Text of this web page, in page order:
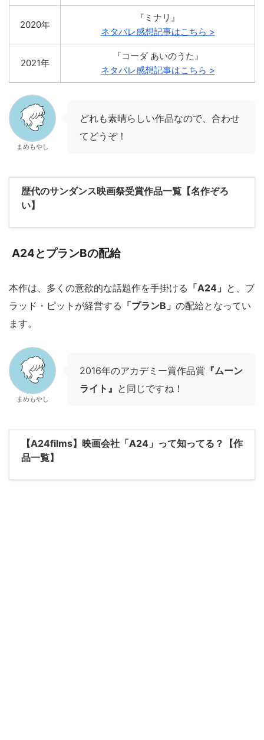
2020年
『ミナリ』
ネタバレ感想記事はこちら >
2021年
『コーダ あいのうた』
ネタバレ感想記事はこちら >
まめもやし
どれも素晴らしい作品なので、合わせ
てどうぞ！
歴代のサンダンス映画祭受賞作品一覧【名作ぞろ
い】
A24とプランBの配給
本作は、多くの意欲的な話題作を手掛ける 「A24」 と、ブ
ラッド・ピットが経営する 「プランB」 の配給となってい
ます。
まめもやし
2016年のアカデミー賞作品賞 『ムーン
ライト』 と同じですね！
【A24films】映画会社「A24」って知ってる？【作
品一覧】